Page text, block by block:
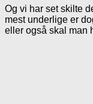
Og vi har set skilte
mest underlige er
eller også skal man